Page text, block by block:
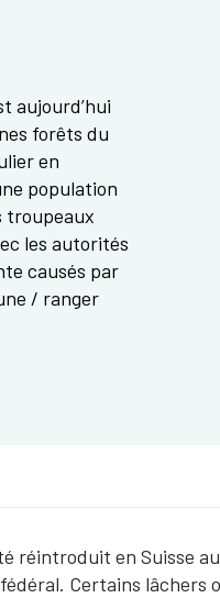
aujourd’hui
forêts du
en
population
troupeaux
les autorités
causés par
/ ranger
réintroduit en Suisse
Certains lâchers